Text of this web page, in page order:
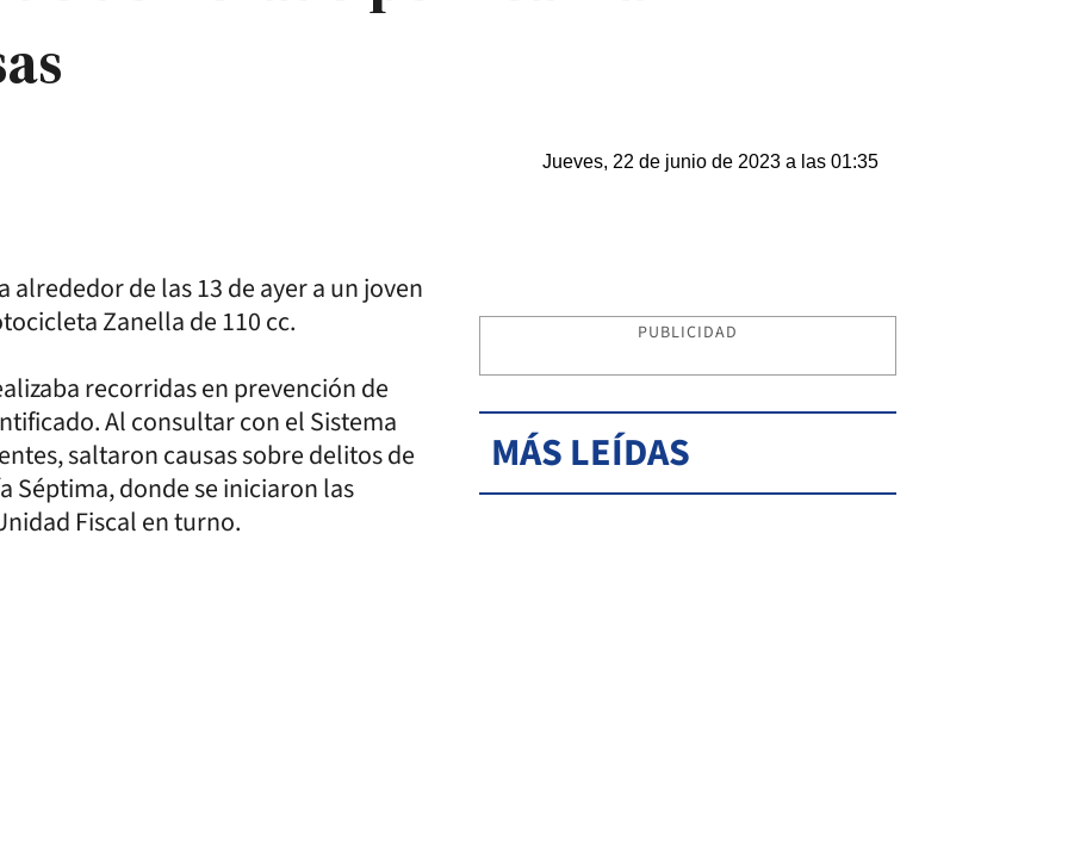
Jueves, 22 de junio de 2023 a las 01:35
alrededor de las 13 de ayer a un joven
Zanella de 110 cc.
recorridas en prevención de
Al consultar con el Sistema
saltaron causas sobre delitos de
Séptima, donde se iniciaron las
Fiscal en turno.
PUBLICIDAD
MÁS LEÍDAS